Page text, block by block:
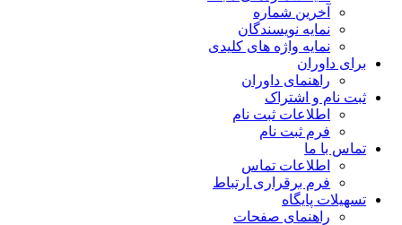
آخرین شماره
نمایه نویسندگان
نمایه واژه های کلیدی
برای داوران
راهنمای داوران
ثبت نام و اشتراک
اطلاعات ثبت نام
فرم ثبت نام
تماس با ما
اطلاعات تماس
فرم برقراری ارتباط
تسهیلات پایگاه
راهنمای صفحات